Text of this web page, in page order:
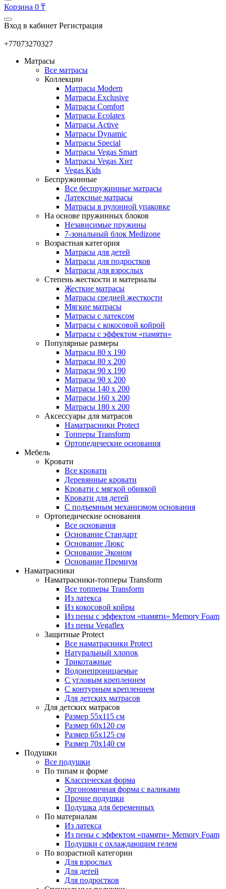
Корзина 0 ₸
Вход в кабинет Регистрация
+77073270327
Матрасы
Все матрасы
Коллекции
Матрасы Modern
Матрасы Exclusive
Матрасы Comfort
Матрасы Ecolatex
Матрасы Active
Матрасы Dynamic
Матрасы Special
Матрасы Vegas Smart
Матрасы Vegas Хит
Vegas Kids
Беспружинные
Все беспружинные матрасы
Латексные матрасы
Матрасы в рулонной упаковке
На основе пружинных блоков
Независимые пружины
7-зональный блок Medizone
Возрастная категория
Матрасы для детей
Матрасы для подростков
Матрасы для взрослых
Степень жесткости и материалы
Жесткие матрасы
Матрасы средней жесткости
Мягкие матрасы
Матрасы с латексом
Матрасы с кокосовой койрой
Матрасы с эффектом «памяти»
Популярные размеры
Матрасы 80 x 190
Матрасы 80 x 200
Матрасы 90 x 190
Матрасы 90 x 200
Матрасы 140 x 200
Матрасы 160 x 200
Матрасы 180 x 200
Аксессуары для матрасов
Наматрасники Protect
Топперы Transform
Ортопедические основания
Мебель
Кровати
Все кровати
Деревянные кровати
Кровати с мягкой обивкой
Кровати для детей
С подъемным механизмом основания
Ортопедические основания
Все основания
Основание Стандарт
Основание Люкс
Основание Эконом
Основание Премиум
Наматрасники
Наматрасники-топперы Transform
Все топперы Transform
Из латекса
Из кокосовой койры
Из пены с эффектом «памяти» Memory Foam
Из пены Vegaflex
Защитные Protect
Все наматрасники Protect
Натуральный хлопок
Трикотажные
Водонепроницаемые
С угловым креплением
С контурным креплением
Для детских матрасов
Для детских матрасов
Размер 55x115 см
Размер 60x120 см
Размер 65x125 см
Размер 70x140 см
Подушки
Все подушки
По типам и форме
Классическая форма
Эргономичная форма с валиками
Прочие подушки
Подушка для беременных
По материалам
Из латекса
Из пены с эффектом «памяти» Memory Foam
Подушки с охлаждающим гелем
По возрастной категории
Для взрослых
Для детей
Для подростков